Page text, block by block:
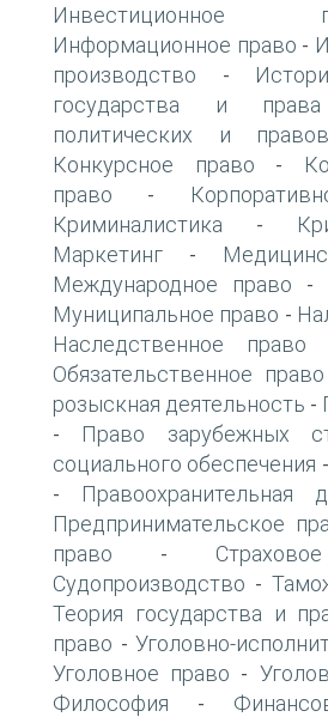
Инвестиционное
Информационное право -
производство -
государства и права
политических и
Конкурсное право -
право -
Криминалистика -
Маркетинг -
Международное право -
Муниципальное право -
Наследственное право
Обязательственное право
розыскная деятельность -
- Право зарубежных
социального обеспечения -
- Правоохранительная
Предпринимательское
право -
Судопроизводство -
Теория государства и
право - Уголовно-
Уголовное право -
Философия -